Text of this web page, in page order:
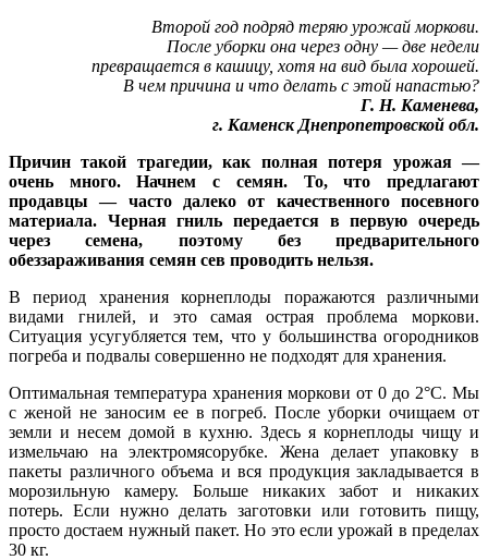
Второй год подряд теряю урожай моркови.
После уборки она через одну — две недели
превращается в кашицу, хотя на вид была хорошей.
В чем причина и что делать с этой напастью?
Г. Н. Каменева,
г. Каменск Днепропетровской обл.
Причин такой трагедии, как полная потеря урожая —
очень много. Начнем с семян. То, что предлагают
продавцы — часто далеко от качественного посевного
материала. Черная гниль передается в первую очередь
через семена, поэтому без предварительного
обеззараживания семян сев проводить нельзя.
В период хранения корнеплоды поражаются различными
видами гнилей, и это самая острая проблема моркови.
Ситуация усугубляется тем, что у большинства огородников
погреба и подвалы совершенно не подходят для хранения.
Оптимальная температура хранения моркови от 0 до 2°С. Мы
с женой не заносим ее в погреб. После уборки очищаем от
земли и несем домой в кухню. Здесь я корнеплоды чищу и
измельчаю на электромясорубке. Жена делает упаковку в
пакеты различного объема и вся продукция закладывается в
морозильную камеру. Больше никаких забот и никаких
потерь. Если нужно делать заготовки или готовить пищу,
просто достаем нужный пакет. Но это если урожай в пределах
30 кг.